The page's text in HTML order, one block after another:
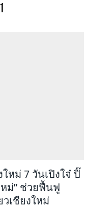
หม่ 7 วันเปิงใจ๋ ปิ๊
ม่” ช่วยฟื้นฟู
วเชียงใหม่